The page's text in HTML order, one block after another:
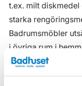
t.ex. milt
starka
Badrumsmöbler
i övriga rum i
anpassade för